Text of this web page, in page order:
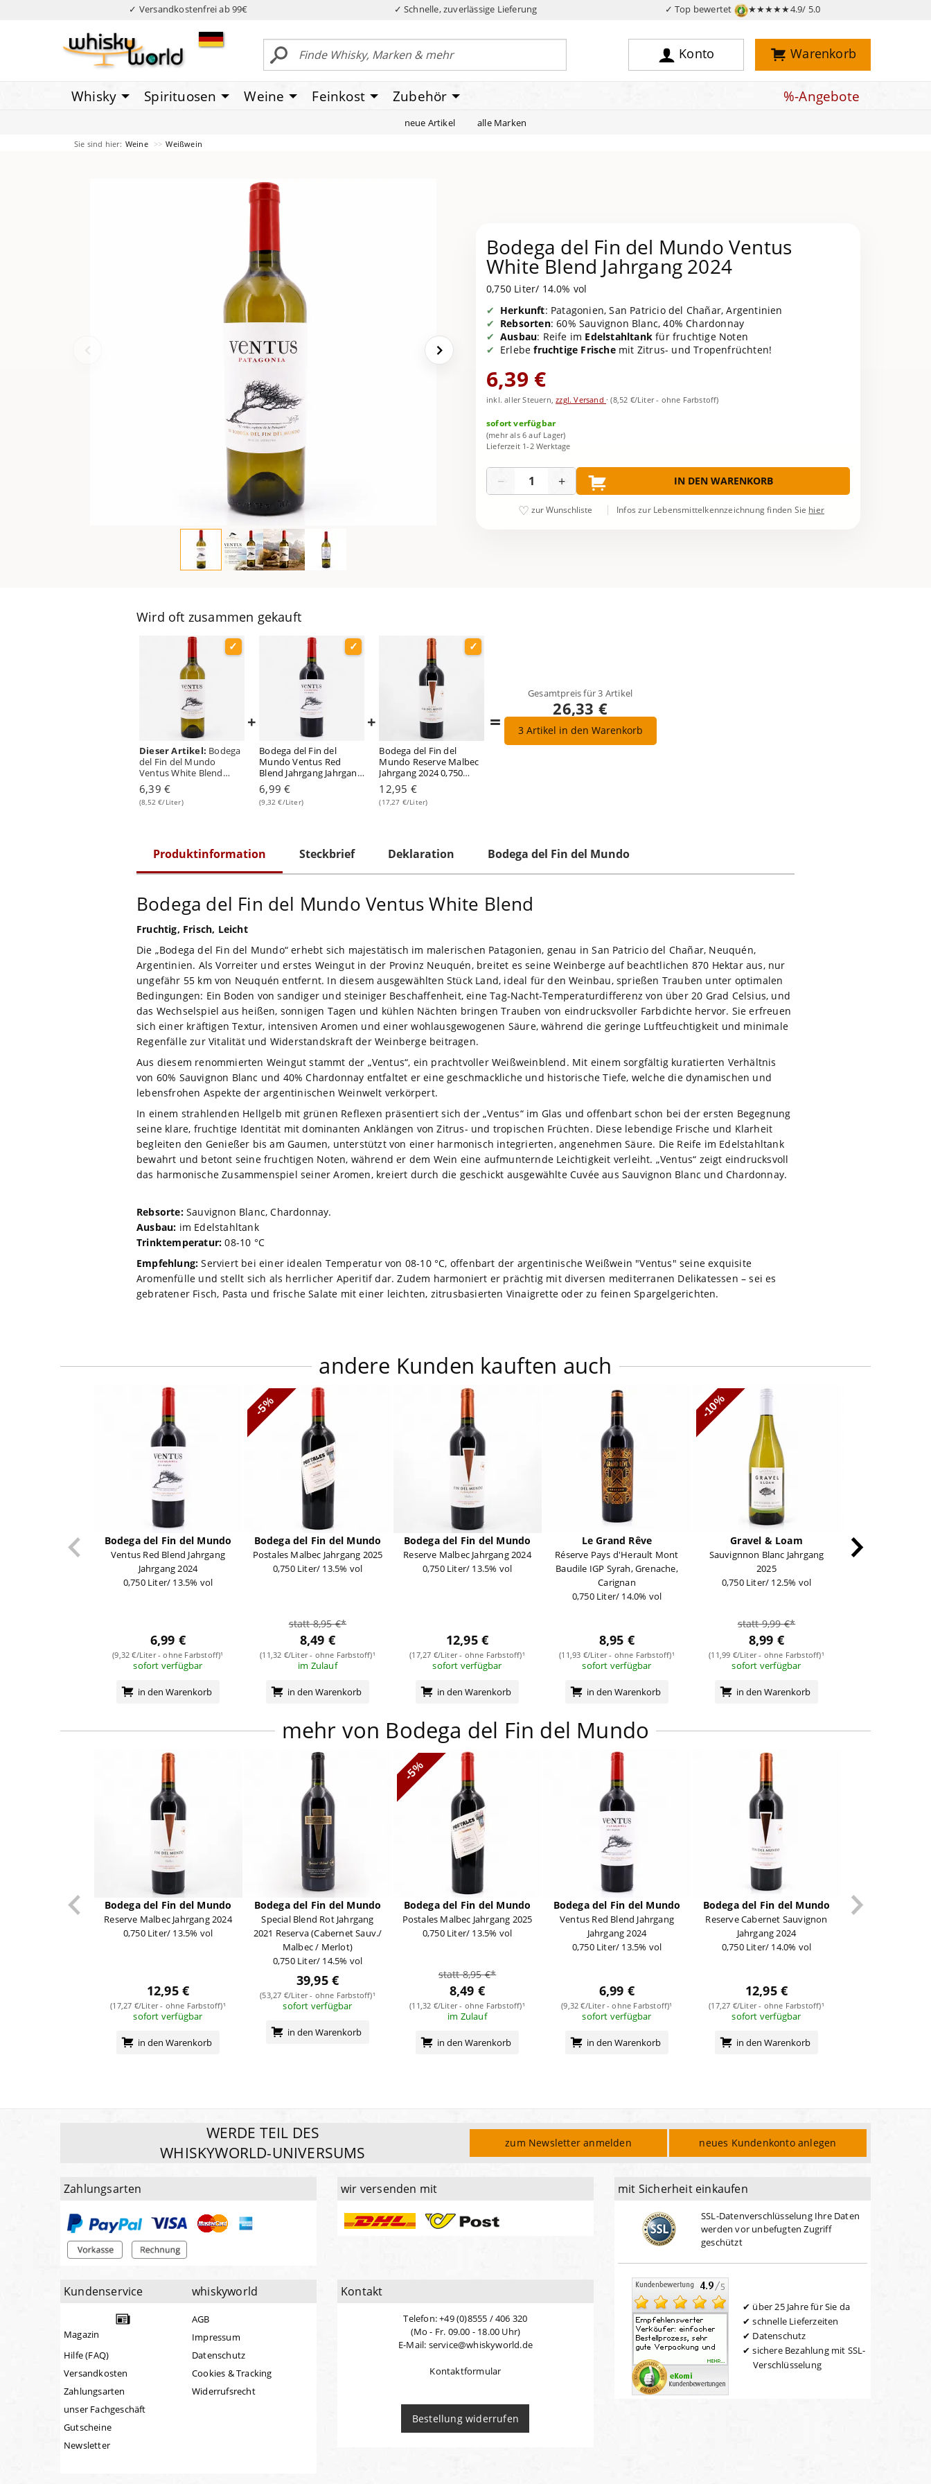
✓ Versandkostenfrei ab 99€ ✓ Schnelle, zuverlässige Lieferung ✓ Top bewertet ★★★★★4.9/ 5.0
Konto Warenkorb
Whisky Spirituosen Weine Feinkost Zubehör %-Angebote
neue Artikel alle Marken
Sie sind hier: Weine Weißwein
Bodega del Fin del Mundo Ventus
White Blend Jahrgang 2024
0,750 Liter/ 14.0% vol
Herkunft: Patagonien, San Patricio del Chañar, Argentinien
Rebsorten: 60% Sauvignon Blanc, 40% Chardonnay
Ausbau: Reife im Edelstahltank für fruchtige Noten
Erlebefruchtige Frischemit Zitrus- und Tropenfrüchten!
6,39 €
inkl. aller Steuern,zzgl. Versand ·(8,52 €/Liter - ohne Farbstoff)
sofort verfügbar
(mehr als 6 auf Lager)
Lieferzeit 1-2 Werktage
− + IN DEN WARENKORB
zur Wunschliste Infos zur Lebensmittelkennzeichnung finden Sie hier
Wird oft zusammen gekauft
Dieser Artikel: Bodega
del Fin del Mundo
Ventus White Blend
Jahrgang 2024 0,750
Liter/ 14.0% vol
6,39 €
(8,52 €/Liter)
+
Bodega del Fin del
Mundo Ventus Red
Blend Jahrgang Jahrgang
2024 0,750 Liter/ 13.5%
vol
6,99 €
(9,32 €/Liter)
+
Bodega del Fin del
Mundo Reserve Malbec
Jahrgang 2024 0,750
Liter/ 13.5% vol
12,95 €
(17,27 €/Liter)
=
Gesamtpreis für3 Artikel
26,33 €
3Artikel in den Warenkorb
Produktinformation Steckbrief Deklaration Bodega del Fin del Mundo
Bodega del Fin del Mundo Ventus White Blend
Fruchtig, Frisch, Leicht
Die „Bodega del Fin del Mundo“ erhebt sich majestätisch im malerischen Patagonien, genau in San Patricio del Chañar, Neuquén,
Argentinien. Als Vorreiter und erstes Weingut in der Provinz Neuquén, breitet es seine Weinberge auf beachtlichen 870 Hektar aus, nur
ungefähr 55 km von Neuquén entfernt. In diesem ausgewählten Stück Land, ideal für den Weinbau, sprießen Trauben unter optimalen
Bedingungen: Ein Boden von sandiger und steiniger Beschaffenheit, eine Tag-Nacht-Temperaturdifferenz von über 20 Grad Celsius, und
das Wechselspiel aus heißen, sonnigen Tagen und kühlen Nächten bringen Trauben von eindrucksvoller Farbdichte hervor. Sie erfreuen
sich einer kräftigen Textur, intensiven Aromen und einer wohlausgewogenen Säure, während die geringe Luftfeuchtigkeit und minimale
Regenfälle zur Vitalität und Widerstandskraft der Weinberge beitragen.
Aus diesem renommierten Weingut stammt der „Ventus“, ein prachtvoller Weißweinblend. Mit einem sorgfältig kuratierten Verhältnis
von 60% Sauvignon Blanc und 40% Chardonnay entfaltet er eine geschmackliche und historische Tiefe, welche die dynamischen und
lebensfrohen Aspekte der argentinischen Weinwelt verkörpert.
In einem strahlenden Hellgelb mit grünen Reflexen präsentiert sich der „Ventus“ im Glas und offenbart schon bei der ersten Begegnung
seine klare, fruchtige Identität mit dominanten Anklängen von Zitrus- und tropischen Früchten. Diese lebendige Frische und Klarheit
begleiten den Genießer bis am Gaumen, unterstützt von einer harmonisch integrierten, angenehmen Säure. Die Reife im Edelstahltank
bewahrt und betont seine fruchtigen Noten, während er dem Wein eine aufmunternde Leichtigkeit verleiht. „Ventus“ zeigt eindrucksvoll
das harmonische Zusammenspiel seiner Aromen, kreiert durch die geschickt ausgewählte Cuvée aus Sauvignon Blanc und Chardonnay.
Rebsorte: Sauvignon Blanc, Chardonnay.
Ausbau: im Edelstahltank
Trinktemperatur: 08-10 °C
Empfehlung: Serviert bei einer idealen Temperatur von 08-10 °C, offenbart der argentinische Weißwein "Ventus" seine exquisite
Aromenfülle und stellt sich als herrlicher Aperitif dar. Zudem harmoniert er prächtig mit diversen mediterranen Delikatessen – sei es
gebratener Fisch, Pasta und frische Salate mit einer leichten, zitrusbasierten Vinaigrette oder zu feinen Spargelgerichten.
andere Kunden kauften auch
Bodega del Fin del Mundo
Ventus Red Blend Jahrgang
Jahrgang 2024
0,750 Liter/ 13.5% vol
6,99 €
(9,32 €/Liter - ohne Farbstoff)¹
sofort verfügbar
in den Warenkorb
-5%
Bodega del Fin del Mundo
Postales Malbec Jahrgang 2025
0,750 Liter/ 13.5% vol
statt 8,95 €*
8,49 €
(11,32 €/Liter - ohne Farbstoff)¹
im Zulauf
in den Warenkorb
Bodega del Fin del Mundo
Reserve Malbec Jahrgang 2024
0,750 Liter/ 13.5% vol
12,95 €
(17,27 €/Liter - ohne Farbstoff)¹
sofort verfügbar
in den Warenkorb
Le Grand Rêve
Réserve Pays d'Herault Mont
Baudile IGP Syrah, Grenache,
Carignan
0,750 Liter/ 14.0% vol
8,95 €
(11,93 €/Liter - ohne Farbstoff)¹
sofort verfügbar
in den Warenkorb
-10%
Gravel & Loam
Sauvignnon Blanc Jahrgang
2025
0,750 Liter/ 12.5% vol
statt 9,99 €*
8,99 €
(11,99 €/Liter - ohne Farbstoff)¹
sofort verfügbar
in den Warenkorb
Olio Extra
mehr von Bodega del Fin del Mundo
Bodega del Fin del Mundo
Reserve Malbec Jahrgang 2024
0,750 Liter/ 13.5% vol
12,95 €
(17,27 €/Liter - ohne Farbstoff)¹
sofort verfügbar
in den Warenkorb
Bodega del Fin del Mundo
Special Blend Rot Jahrgang
2021 Reserva (Cabernet Sauv./
Malbec / Merlot)
0,750 Liter/ 14.5% vol
39,95 €
(53,27 €/Liter - ohne Farbstoff)¹
sofort verfügbar
in den Warenkorb
-5%
Bodega del Fin del Mundo
Postales Malbec Jahrgang 2025
0,750 Liter/ 13.5% vol
statt 8,95 €*
8,49 €
(11,32 €/Liter - ohne Farbstoff)¹
im Zulauf
in den Warenkorb
Bodega del Fin del Mundo
Ventus Red Blend Jahrgang
Jahrgang 2024
0,750 Liter/ 13.5% vol
6,99 €
(9,32 €/Liter - ohne Farbstoff)¹
sofort verfügbar
in den Warenkorb
Bodega del Fin del Mundo
Reserve Cabernet Sauvignon
Jahrgang 2024
0,750 Liter/ 14.0% vol
12,95 €
(17,27 €/Liter - ohne Farbstoff)¹
sofort verfügbar
in den Warenkorb
WERDE TEIL DES
WHISKYWORLD-UNIVERSUMS
zum Newsletter anmelden neues Kundenkonto anlegen
Zahlungsarten wir versenden mit
Kundenservice
Magazin
Hilfe (FAQ)
Versandkosten
Zahlungsarten
unser Fachgeschäft
Gutscheine
Newsletter
whiskyworld
AGB
Impressum
Datenschutz
Cookies & Tracking
Widerrufsrecht
Kontakt
Telefon: +49 (0)8555 / 406 320
(Mo - Fr. 09.00 - 18.00 Uhr)
E-Mail: service@whiskyworld.de
Kontaktformular
Bestellung widerrufen
mit Sicherheit einkaufen
SSL-Datenverschlüsselung Ihre Daten
werden vor unbefugten Zugriff
geschützt
über 25 Jahre für Sie da
schnelle Lieferzeiten
Datenschutz
sichere Bezahlung mit SSL-
Verschlüsselung